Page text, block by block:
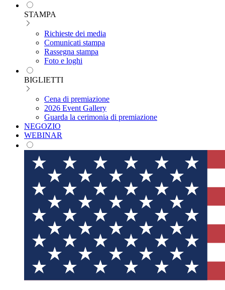
STAMPA
Richieste dei media
Comunicati stampa
Rassegna stampa
Foto e loghi
BIGLIETTI
Cena di premiazione
2026 Event Gallery
Guarda la cerimonia di premiazione
NEGOZIO
WEBINAR